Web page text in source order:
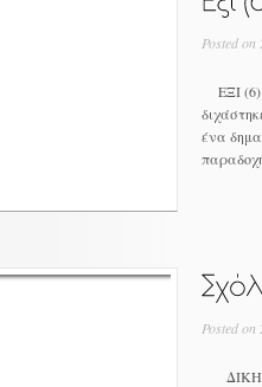
Posted
ΕΞΙ
ένα
Posted
ΔΙΚΗ